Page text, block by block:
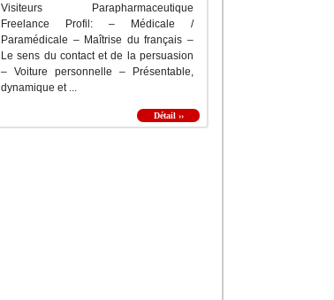
Visiteurs Parapharmaceutique
Freelance Profil: – Médicale /
Paramédicale – Maîtrise du français –
Le sens du contact et de la persuasion
– Voiture personnelle – Présentable,
dynamique et ...
Détail ››